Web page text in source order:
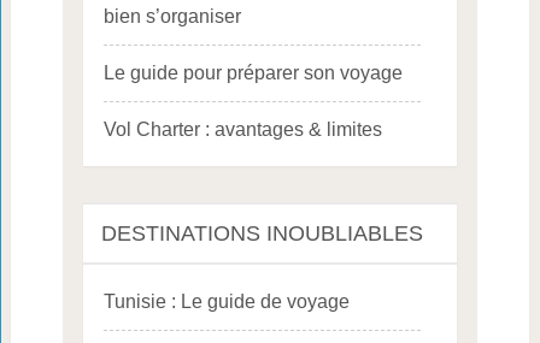
bien s’organiser
Le guide pour préparer son voyage
Vol Charter : avantages & limites
DESTINATIONS INOUBLIABLES
Tunisie : Le guide de voyage